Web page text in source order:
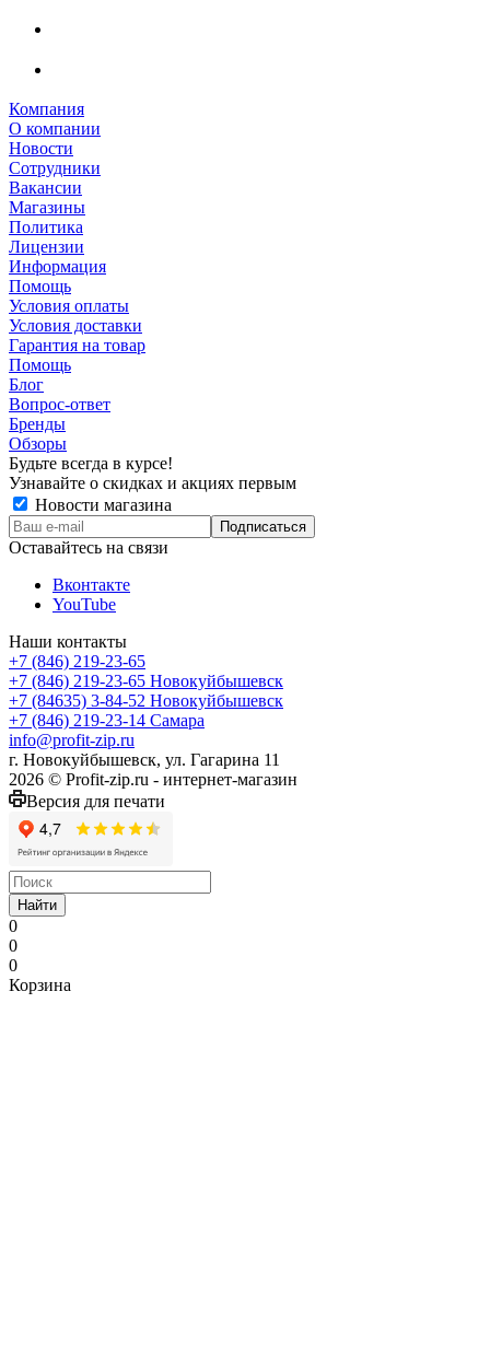
Компания
О компании
Новости
Сотрудники
Вакансии
Магазины
Политика
Лицензии
Информация
Помощь
Условия оплаты
Условия доставки
Гарантия на товар
Помощь
Блог
Вопрос-ответ
Бренды
Обзоры
Будьте всегда в курсе!
Узнавайте о скидках и акциях первым
Новости магазина
Оставайтесь на связи
Вконтакте
YouTube
Наши контакты
+7 (846) 219-23-65
+7 (846) 219-23-65 Новокуйбышевск
+7 (84635) 3-84-52 Новокуйбышевск
+7 (846) 219-23-14 Самара
info@profit-zip.ru
г. Новокуйбышевск, ул. Гагарина 11
2026 © Profit-zip.ru - интернет-магазин
Версия для печати
Найти
0
0
0
Корзина